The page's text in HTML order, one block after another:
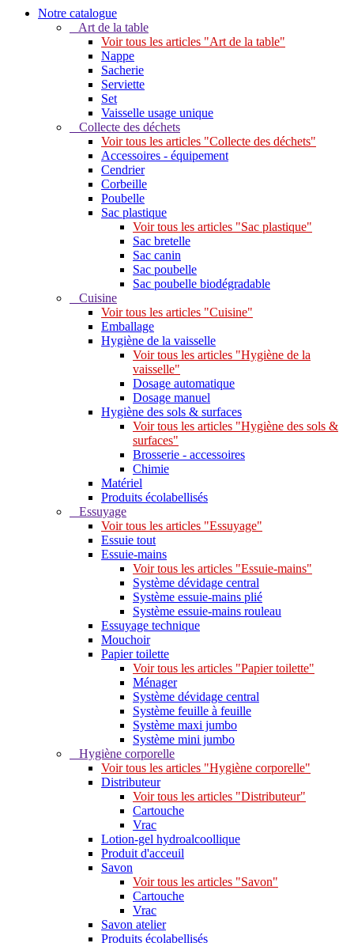
Notre catalogue
Art de la table
Voir tous les articles "Art de la table"
Nappe
Sacherie
Serviette
Set
Vaisselle usage unique
Collecte des déchets
Voir tous les articles "Collecte des déchets"
Accessoires - équipement
Cendrier
Corbeille
Poubelle
Sac plastique
Voir tous les articles "Sac plastique"
Sac bretelle
Sac canin
Sac poubelle
Sac poubelle biodégradable
Cuisine
Voir tous les articles "Cuisine"
Emballage
Hygiène de la vaisselle
Voir tous les articles "Hygiène de la
vaisselle"
Dosage automatique
Dosage manuel
Hygiène des sols & surfaces
Voir tous les articles "Hygiène des sols &
surfaces"
Brosserie - accessoires
Chimie
Matériel
Produits écolabellisés
Essuyage
Voir tous les articles "Essuyage"
Essuie tout
Essuie-mains
Voir tous les articles "Essuie-mains"
Système dévidage central
Système essuie-mains plié
Système essuie-mains rouleau
Essuyage technique
Mouchoir
Papier toilette
Voir tous les articles "Papier toilette"
Ménager
Système dévidage central
Système feuille à feuille
Système maxi jumbo
Système mini jumbo
Hygiène corporelle
Voir tous les articles "Hygiène corporelle"
Distributeur
Voir tous les articles "Distributeur"
Cartouche
Vrac
Lotion-gel hydroalcoollique
Produit d'acceuil
Savon
Voir tous les articles "Savon"
Cartouche
Vrac
Savon atelier
Produits écolabellisés